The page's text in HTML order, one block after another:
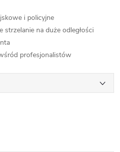
i policyjne
strzelanie na duże odległości
profesjonalistów